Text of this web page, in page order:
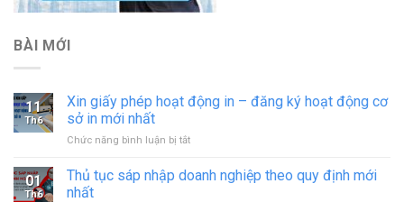
BÀI MỚI
11
Th6
Xin giấy phép hoạt động in – đăng ký hoạt động cơ
sở in mới nhất
Chức năng bình luận bị tắtở
giấy
01
Th6
Thủ tục sáp nhập doanh nghiệp theo quy định mới
nhất